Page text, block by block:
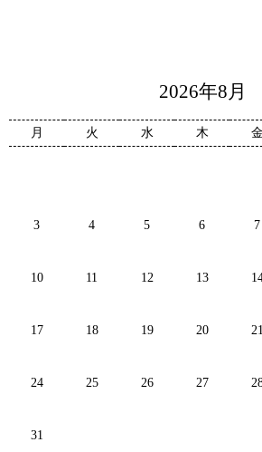
2026年8月
月 火 水 木 金
3 4 5 6 7
10 11 12 13
17 18 19 20 21
24 25 26 27
31